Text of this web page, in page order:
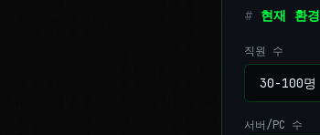
현재 환경
직원 수
서버/PC 수